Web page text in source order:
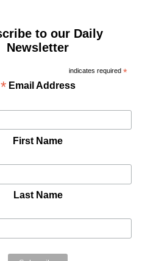
to our Daily
Newsletter
*
indicates required
Email Address
*
First Name
Last Name